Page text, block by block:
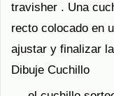
travisher . Una
recto colocado en
ajustar y finalizar
Dibuje Cuchillo